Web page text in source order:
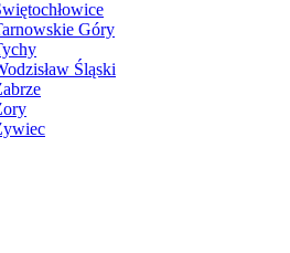
Góry
Śląski